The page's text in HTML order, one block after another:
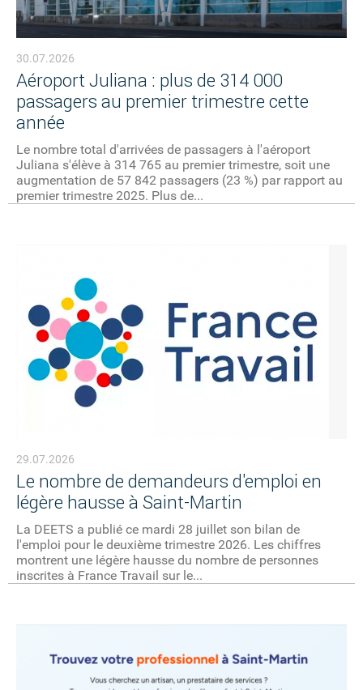
30.07.2026
Aéroport Juliana : plus de 314 000
passagers au premier trimestre cette
année
Le nombre total d'arrivées de passagers à l'aéroport
Juliana s'élève à 314 765 au premier trimestre, soit une
augmentation de 57 842 passagers (23 %) par rapport au
premier trimestre 2025. Plus de...
29.07.2026
Le nombre de demandeurs d'emploi en
légère hausse à Saint-Martin
La DEETS a publié ce mardi 28 juillet son bilan de
l'emploi pour le deuxième trimestre 2026. Les chiffres
montrent une légère hausse du nombre de personnes
inscrites à France Travail sur le...